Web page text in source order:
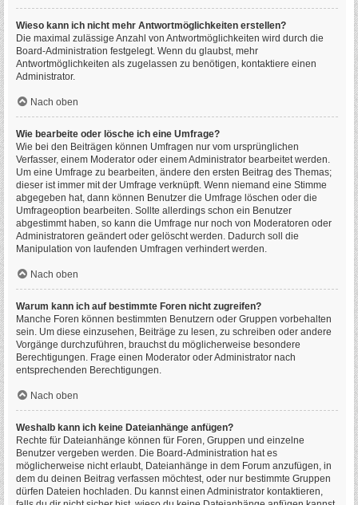
Wieso kann ich nicht mehr Antwortmöglichkeiten erstellen?
Die maximal zulässige Anzahl von Antwortmöglichkeiten wird durch die
Board-Administration festgelegt. Wenn du glaubst, mehr
Antwortmöglichkeiten als zugelassen zu benötigen, kontaktiere einen
Administrator.
Nach oben
Wie bearbeite oder lösche ich eine Umfrage?
Wie bei den Beiträgen können Umfragen nur vom ursprünglichen
Verfasser, einem Moderator oder einem Administrator bearbeitet werden.
Um eine Umfrage zu bearbeiten, ändere den ersten Beitrag des Themas;
dieser ist immer mit der Umfrage verknüpft. Wenn niemand eine Stimme
abgegeben hat, dann können Benutzer die Umfrage löschen oder die
Umfrageoption bearbeiten. Sollte allerdings schon ein Benutzer
abgestimmt haben, so kann die Umfrage nur noch von Moderatoren oder
Administratoren geändert oder gelöscht werden. Dadurch soll die
Manipulation von laufenden Umfragen verhindert werden.
Nach oben
Warum kann ich auf bestimmte Foren nicht zugreifen?
Manche Foren können bestimmten Benutzern oder Gruppen vorbehalten
sein. Um diese einzusehen, Beiträge zu lesen, zu schreiben oder andere
Vorgänge durchzuführen, brauchst du möglicherweise besondere
Berechtigungen. Frage einen Moderator oder Administrator nach
entsprechenden Berechtigungen.
Nach oben
Weshalb kann ich keine Dateianhänge anfügen?
Rechte für Dateianhänge können für Foren, Gruppen und einzelne
Benutzer vergeben werden. Die Board-Administration hat es
möglicherweise nicht erlaubt, Dateianhänge in dem Forum anzufügen, in
dem du deinen Beitrag verfassen möchtest, oder nur bestimmte Gruppen
dürfen Dateien hochladen. Du kannst einen Administrator kontaktieren,